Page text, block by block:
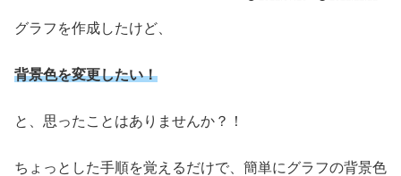
グラフを作成したけど、
背景色を変更したい！
と、思ったことはありませんか？！
ちょっとした手順を覚えるだけで、簡単にグラフの背景色